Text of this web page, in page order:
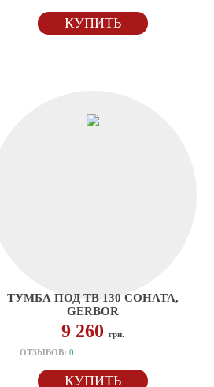
КУПИТЬ
ТУМБА ПОД ТВ 130 СОНАТА,
GERBOR
9 260 грн.
ОТЗЫВОВ: 0
КУПИТЬ